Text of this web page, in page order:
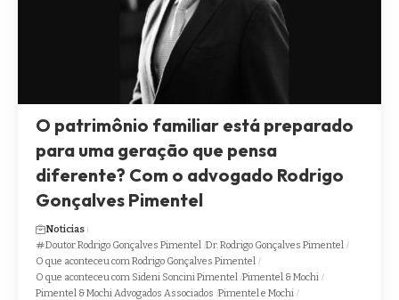
O patrimônio familiar está preparado
para uma geração que pensa
diferente? Com o advogado Rodrigo
Gonçalves Pimentel
Noticias
Doutor Rodrigo Gonçalves Pimentel Dr. Rodrigo Gonçalves Pimentel
O que aconteceu com Rodrigo Gonçalves Pimentel
O que aconteceu com Sideni Soncini Pimentel Pimentel & Mochi
Pimentel & Mochi Advogados Associados Pimentel e Mochi